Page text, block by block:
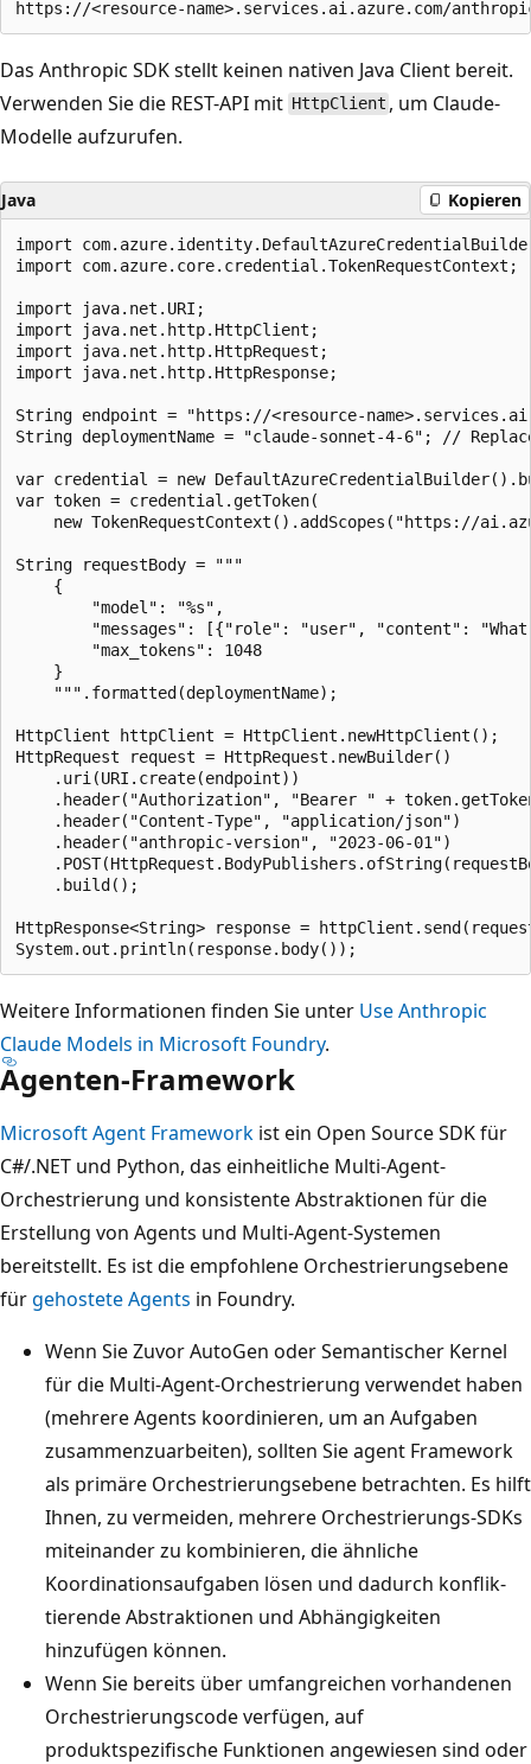
Das Anthropic SDK stellt keinen nativen Java Client bereit.
Verwenden Sie die REST-API mit HttpClient , um Claude-
Modelle aufzurufen.
Java Kopieren
import
import com.azure.core.credential.TokenRequestContext;
import java.net.URI;
import java.net.http.HttpClient;
import java.net.http.HttpRequest;
import java.net.http.HttpResponse;
String endpoint = "https://<resource-
String deploymentName = "claude-sonnet-4-6"; //
var credential = new
var token = credential.getToken(
new TokenRequestContext().addScopes("https://
String requestBody = """
    {
        "model": "%s",
"messages": [{"role": "user", "content":
        "max_tokens": 1048
    }
    """.formatted(deploymentName);
HttpClient httpClient = HttpClient.newHttpClient();
HttpRequest request = HttpRequest.newBuilder()
    .uri(URI.create(endpoint))
.header("Authorization", "Bearer " +
    .header("Content-Type", "application/json")
    .header("anthropic-version", "2023-06-01")
    .build();
HttpResponse<String> response =
Weitere Informationen finden Sie unter Use Anthropic
Claude Models in Microsoft Foundry.
Agenten-Framework
Microsoft Agent Framework ist ein Open Source SDK für
C#/.NET und Python, das einheitliche Multi-Agent-
Orchestrierung und konsistente Abstraktionen für die
Erstellung von Agents und Multi-Agent-Systemen
bereitstellt. Es ist die empfohlene Orchestrierungsebene
fürgehostete Agents in Foundry.
Wenn Sie Zuvor AutoGen oder Semantischer Kernel
für die Multi-Agent-Orchestrierung verwendet haben
(mehrere Agents koordinieren, um an Aufgaben
zusammenzuarbeiten), sollten Sie agent Framework
als primäre Orchestrierungsebene betrachten. Es hilft
Ihnen, zu vermeiden, mehrere Orchestrierungs-SDKs
miteinander zu kombinieren, die ähnliche
Koordinationsaufgaben lösen und dadurch konflik­
tierende Abstraktionen und Abhängigkeiten
hinzufügen können.
Wenn Sie bereits über umfangreichen vorhandenen
Orchestrierungscode verfügen, auf
produktspezifische Funktionen angewiesen sind oder